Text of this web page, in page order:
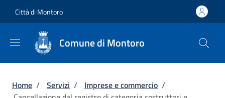
Città di Montoro
Comune di Montoro
Briciole di pane
Home / Servizi / Imprese e commercio /